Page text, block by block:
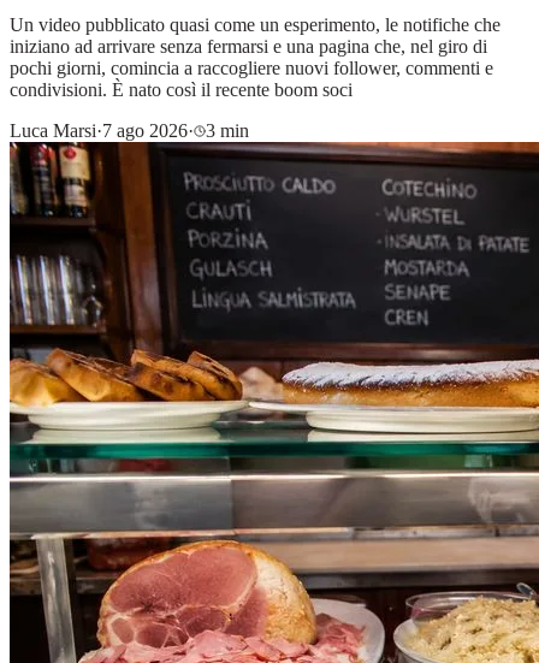
Un video pubblicato quasi come un esperimento, le notifiche che
iniziano ad arrivare senza fermarsi e una pagina che, nel giro di
pochi giorni, comincia a raccogliere nuovi follower, commenti e
condivisioni. È nato così il recente boom soci
Luca Marsi·7 ago 2026· 3 min